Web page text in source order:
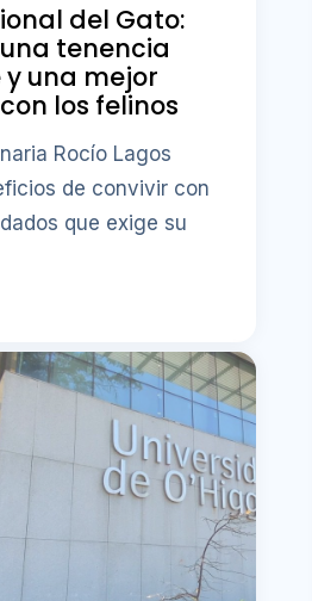
del Gato:
tenencia
una mejor
los felinos
Rocío Lagos
de convivir con
que exige su